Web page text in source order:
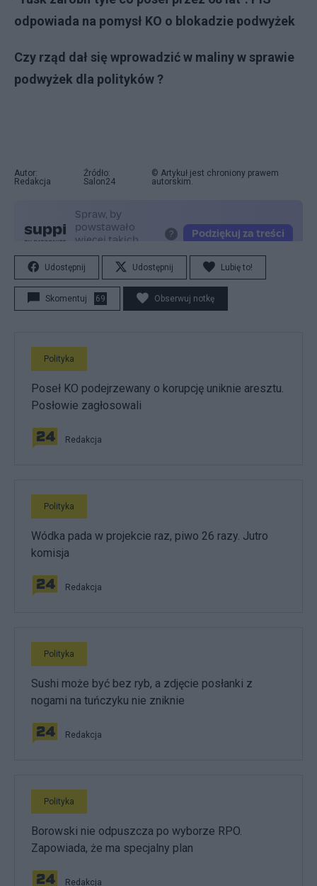
odpowiada na pomysł KO o blokadzie podwyżek
Czy rząd dał się wprowadzić w maliny w sprawie
podwyżek dla polityków ?
Autor:
Redakcja
Źródło:
Salon24
© Artykuł jest chroniony prawem
autorskim.
Udostępnij Udostępnij Lubię to!
Skomentuj 69 Obserwuj notkę
Polityka
Poseł KO podejrzewany o korupcję uniknie aresztu.
Posłowie zagłosowali
Redakcja
Polityka
Wódka pada w projekcie raz, piwo 26 razy. Jutro
komisja
Redakcja
Polityka
Sushi może być bez ryb, a zdjęcie posłanki z
nogami na tuńczyku nie zniknie
Redakcja
Polityka
Borowski nie odpuszcza po wyborze RPO.
Zapowiada, że ma specjalny plan
Redakcja